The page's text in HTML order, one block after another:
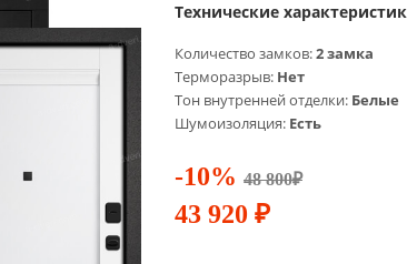
Технические
Количество замков:2 замка
Терморазрыв: Нет
Тон внутренней отделки: Белые
Шумоизоляция: Есть
-10% 48 800₽
43 920 ₽